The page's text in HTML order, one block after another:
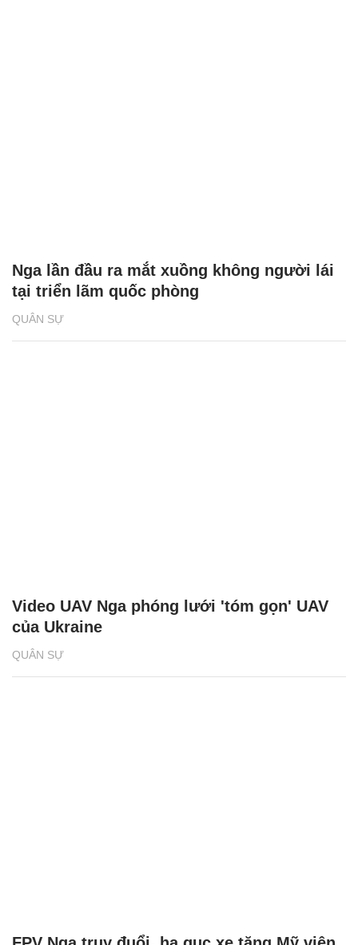
QUÂN SỰ
Nga lần đầu ra mắt xuồng không người lái
tại triển lãm quốc phòng
QUÂN SỰ
Video UAV Nga phóng lưới 'tóm gọn' UAV
của Ukraine